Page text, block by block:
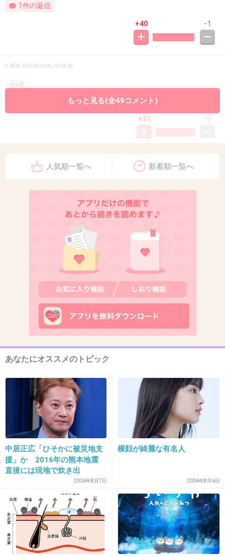
1件の返信
+40 -1
9. 匿名 2026/06/03(水) 16:28:46
>>3
タンが絡んでるんだよ
+31 -0
2026/06/03(水) 16:29:03
+7
2026/06/03(水) 16:29:45
私もコレ気になってる。
薬剤師さん居ないと買えないんだっけ？
誰でもは売ってもらえないのかな？？
2026/06/03(水) 16:30:37
ダイエットサプリはどうでもよくて気にさせる作戦だから
13. 匿名 2026/06/03(水) 16:30:48
大根おろしがいいってよ
+7 -2
もっと見る(全49コメント)
人気順一覧へ 新着順一覧へ
あなたにオススメのトピック
中居正広「ひそかに被災地支
援」か 2016年の熊本地震
直後には現地で炊き出
し “誰にも知られなくて良
い”と、むしろ強まる福祉活
動への思い
2026年8月7日
横顔が綺麗な有名人
2026年8月6日